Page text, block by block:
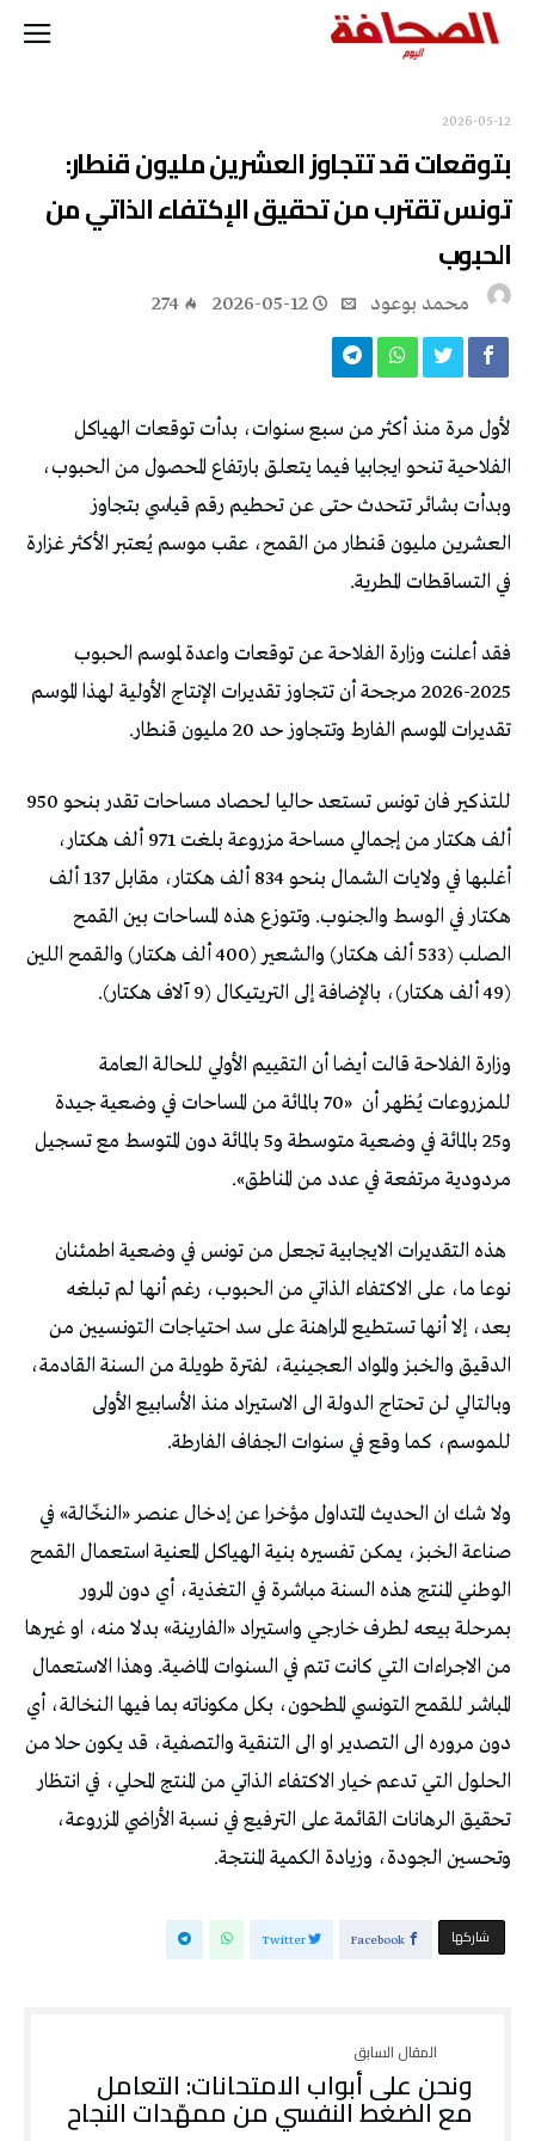
2026-05-12
بتوقعات قد تتجاوز العشرين مليون قنطار:
تونس تقترب من تحقيق الإكتفاء الذاتي من
الحبوب
محمد بوعود 2026-05-12
274
لأول مرة منذ أكثر من سبع سنوات، بدأت توقعات الهياكل
الفلاحية تنحو ايجابيا فيما يتعلق بارتفاع المحصول من الحبوب،
وبدأت بشائر تتحدث حتى عن تحطيم رقم قياسي بتجاوز
العشرين مليون قنطار من القمح، عقب موسم يُعتبر الأكثر غزارة
في التساقطات المطرية.
فقد أعلنت وزارة الفلاحة عن توقعات واعدة لموسم الحبوب
2025-2026 مرجحة أن تتجاوز تقديرات الإنتاج الأولية لهذا الموسم
تقديرات الموسم الفارط وتتجاوز حد 20 مليون قنطار.
للتذكير فان تونس تستعد حاليا لحصاد مساحات تقدر بنحو 950
ألف هكتار من إجمالي مساحة مزروعة بلغت 971 ألف هكتار،
أغلبها في ولايات الشمال بنحو 834 ألف هكتار، مقابل 137 ألف
هكتار في الوسط والجنوب. وتتوزع هذه المساحات بين القمح
الصلب (533 ألف هكتار) والشعير (400 ألف هكتار) والقمح اللين
(49 ألف هكتار)، بالإضافة إلى التريتيكال (9 آلاف هكتار).
وزارة الفلاحة قالت أيضا أن التقييم الأولي للحالة العامة
للمزروعات يُظهر أن
«70 بالمائة من المساحات في وضعية جيدة
و25 بالمائة في وضعية متوسطة و5 بالمائة دون المتوسط مع تسجيل
مردودية مرتفعة في عدد من المناطق».
هذه التقديرات الايجابية تجعل من تونس في وضعية اطمئنان
نوعا ما، على الاكتفاء الذاتي من الحبوب، رغم أنها لم تبلغه
بعد، إلا أنها تستطيع المراهنة على سد احتياجات التونسيين من
الدقيق والخبز والمواد العجينية، لفترة طويلة من السنة القادمة،
وبالتالي لن تحتاج الدولة الى الاستيراد منذ الأسابيع الأولى
للموسم، كما وقع في سنوات الجفاف الفارطة.
ولا شك ان الحديث المتداول مؤخرا عن إدخال عنصر «النخّالة» في
صناعة الخبز، يمكن تفسيره بنية الهياكل المعنية استعمال القمح
الوطني المنتج هذه السنة مباشرة في التغذية، أي دون المرور
بمرحلة بيعه لطرف خارجي واستيراد «الفارينة» بدلا منه، او غيرها
من الاجراءات التي كانت تتم في السنوات الماضية. وهذا الاستعمال
المباشر للقمح التونسي المطحون، بكل مكوناته بما فيها النخالة، أي
دون مروره الى التصدير او الى التنقية والتصفية، قد يكون حلا من
الحلول التي تدعم خيار الاكتفاء الذاتي من المنتج المحلي، في انتظار
تحقيق الرهانات القائمة على الترفيع في نسبة الأراضي المزروعة،
وتحسين الجودة، وزيادة الكمية المنتجة.
‫‫ شاركها‬ Facebook
Twitter
ونحن على أبواب الامتحانات: التعامل
مع الضغط النفسي من ممهّدات النجاح